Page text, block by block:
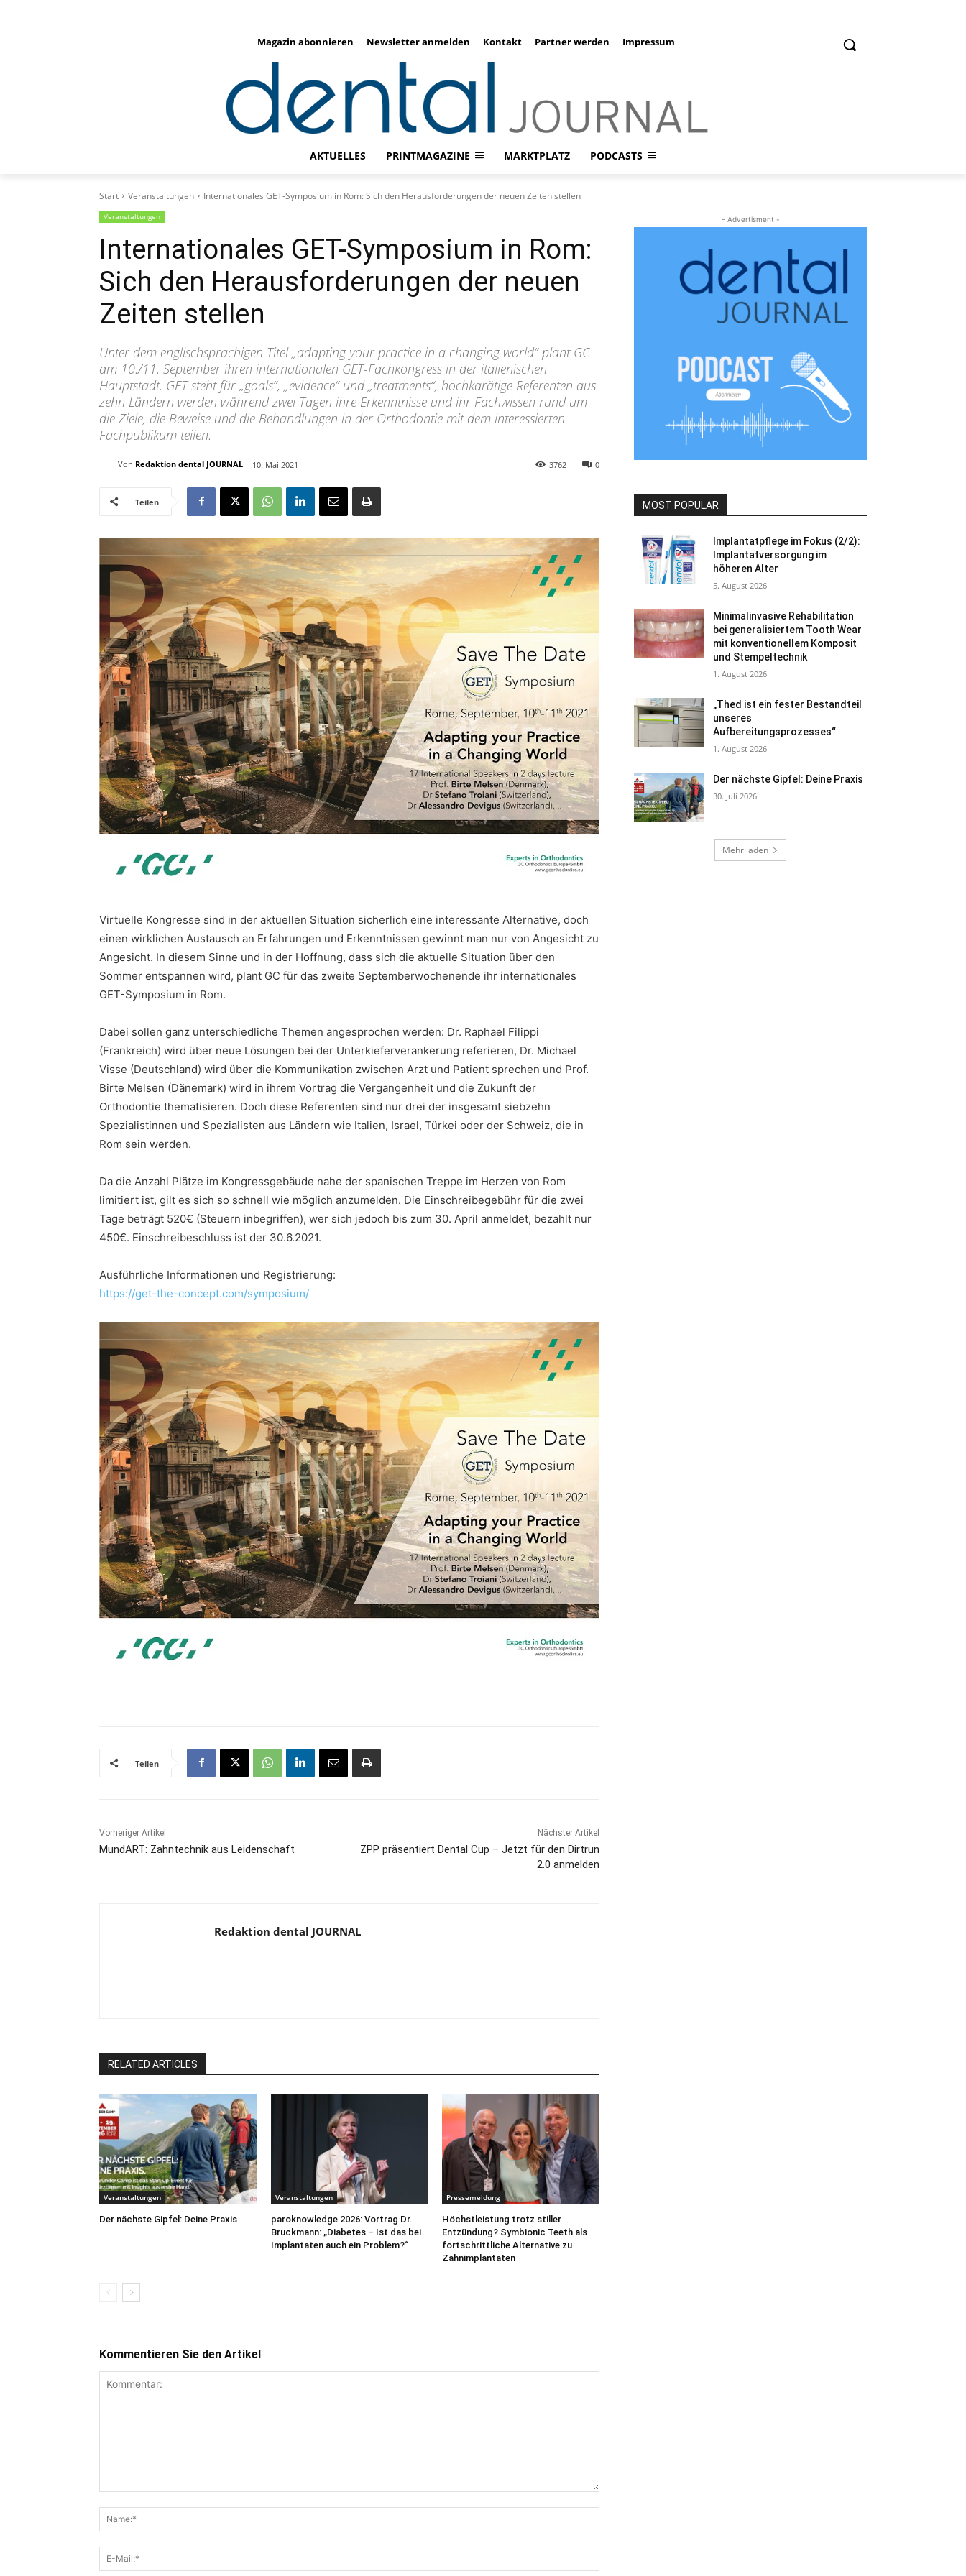
Magazin abonnieren Newsletter anmelden Kontakt Partner werden Impressum
AKTUELLES PRINTMAGAZINE MARKTPLATZ PODCASTS
Start Veranstaltungen Internationales GET-Symposium in Rom: Sich den Herausforderungen der neuen Zeiten stellen
Veranstaltungen
Internationales GET-Symposium in Rom:
Sich den Herausforderungen der neuen
Zeiten stellen
Unter dem englischsprachigen Titel „adapting your practice in a changing world“ plant GC
am 10./11. September ihren internationalen GET-Fachkongress in der italienischen
Hauptstadt. GET steht für „goals“, „evidence“ und „treatments“, hochkarätige Referenten aus
zehn Ländern werden während zwei Tagen ihre Erkenntnisse und ihr Fachwissen rund um
die Ziele, die Beweise und die Behandlungen in der Orthodontie mit dem interessierten
Fachpublikum teilen.
Von Redaktion dental JOURNAL 10. Mai 2021 0
3762
Teilen
Virtuelle Kongresse sind in der aktuellen Situation sicherlich eine interessante Alternative, doch
einen wirklichen Austausch an Erfahrungen und Erkenntnissen gewinnt man nur von Angesicht zu
Angesicht. In diesem Sinne und in der Hoffnung, dass sich die aktuelle Situation über den
Sommer entspannen wird, plant GC für das zweite Septemberwochenende ihr internationales
GET-Symposium in Rom.
Dabei sollen ganz unterschiedliche Themen angesprochen werden: Dr. Raphael Filippi
(Frankreich) wird über neue Lösungen bei der Unterkieferverankerung referieren, Dr. Michael
Visse (Deutschland) wird über die Kommunikation zwischen Arzt und Patient sprechen und Prof.
Birte Melsen (Dänemark) wird in ihrem Vortrag die Vergangenheit und die Zukunft der
Orthodontie thematisieren. Doch diese Referenten sind nur drei der insgesamt siebzehn
Spezialistinnen und Spezialisten aus Ländern wie Italien, Israel, Türkei oder der Schweiz, die in
Rom sein werden.
Da die Anzahl Plätze im Kongressgebäude nahe der spanischen Treppe im Herzen von Rom
limitiert ist, gilt es sich so schnell wie möglich anzumelden. Die Einschreibegebühr für die zwei
Tage beträgt 520€ (Steuern inbegriffen), wer sich jedoch bis zum 30. April anmeldet, bezahlt nur
450€. Einschreibeschluss ist der 30.6.2021.
Ausführliche Informationen und Registrierung:
https://get-the-concept.com/symposium/
Teilen
Vorheriger Artikel
MundART: Zahntechnik aus Leidenschaft
Nächster Artikel
ZPP präsentiert Dental Cup – Jetzt für den Dirtrun
2.0 anmelden
Redaktion dental JOURNAL
RELATED ARTICLES
Veranstaltungen
Der nächste Gipfel: Deine Praxis
Veranstaltungen
paroknowledge 2026: Vortrag Dr.
Bruckmann: „Diabetes – Ist das bei
Implantaten auch ein Problem?“
Pressemeldung
Höchstleistung trotz stiller
Entzündung? Symbionic Teeth als
fortschrittliche Alternative zu
Zahnimplantaten
Kommentieren Sie den Artikel
Mail:*
- Advertisment -
MOST POPULAR
Implantatpflege im Fokus (2/2):
Implantatversorgung im
höheren Alter
5. August 2026
Minimalinvasive Rehabilitation
bei generalisiertem Tooth Wear
mit konventionellem Komposit
und Stempeltechnik
1. August 2026
„Thed ist ein fester Bestandteil
unseres
Aufbereitungsprozesses“
1. August 2026
Der nächste Gipfel: Deine Praxis
30. Juli 2026
Mehr laden